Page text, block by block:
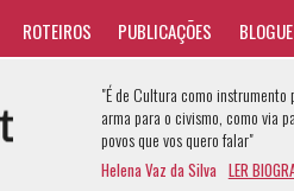
ROTEIROS PUBLICAÇÕES BLOGUE
"É de Cultura como
arma para o civismo, como via
povos que vos quero falar"
Helena Vaz da Silva LER